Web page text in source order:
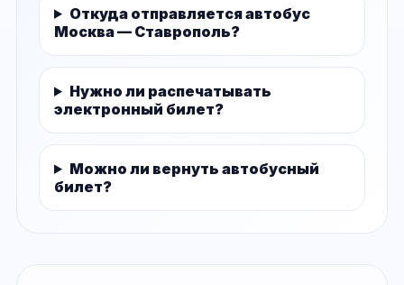
Откуда отправляется автобус
Москва — Ставрополь?
Нужно ли распечатывать
электронный билет?
Можно ли вернуть автобусный
билет?